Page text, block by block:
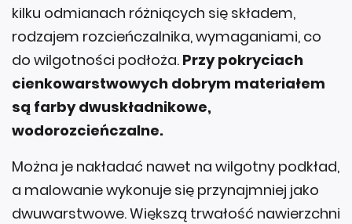
kilku odmianach różniących się składem,
rodzajem rozcieńczalnika, wymaganiami, co
do wilgotności podłoża. Przy pokryciach
cienkowarstwowych dobrym materiałem
są farby dwuskładnikowe,
wodorozcieńczalne.
Można je nakładać nawet na wilgotny podkład,
a malowanie wykonuje się przynajmniej jako
dwuwarstwowe. Większą trwałość nawierzchni